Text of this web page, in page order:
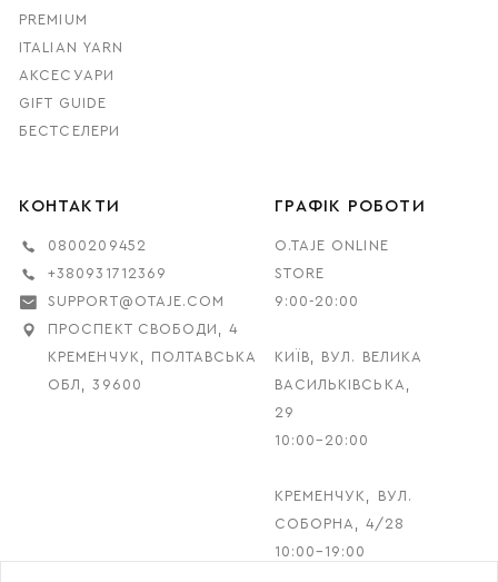
PREMIUM
ITALIAN YARN
АКСЕСУАРИ
GIFT GUIDE
БЕСТСЕЛЕРИ
КОНТАКТИ
0800209452
+380931712369
SUPPORT@OTAJE.COM
ПРОСПЕКТ СВОБОДИ, 4
КРЕМЕНЧУК, ПОЛТАВСЬКА
ОБЛ, 39600
ГРАФІК РОБОТИ
O.TAJE ONLINE
STORE
9:00-20:00
КИЇВ, ВУЛ. ВЕЛИКА
ВАСИЛЬКІВСЬКА,
29
10:00–20:00
КРЕМЕНЧУК, ВУЛ.
СОБОРНА, 4/28
10:00–19:00